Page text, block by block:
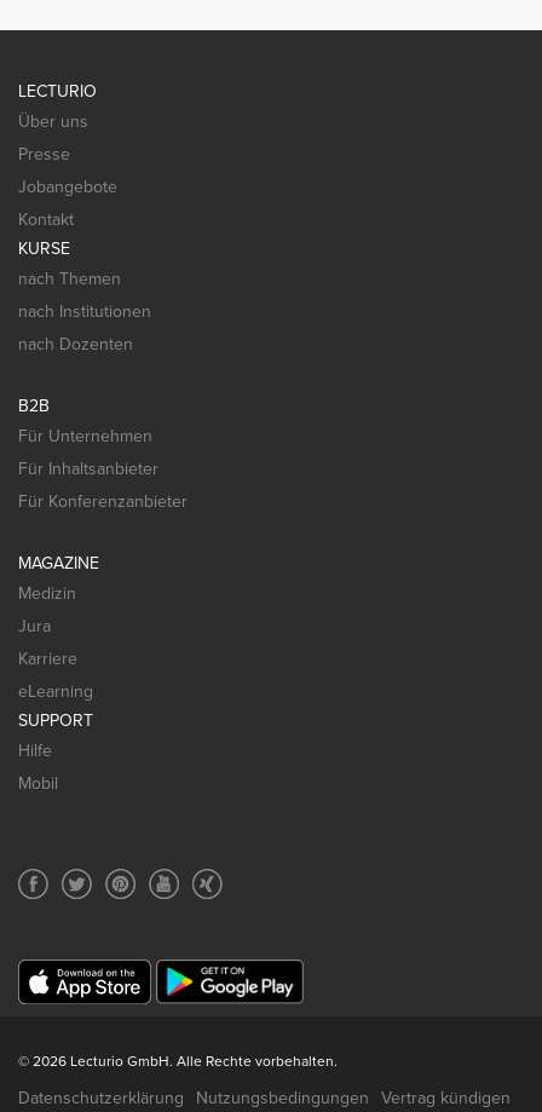
LECTURIO
Über uns
Presse
Jobangebote
Kontakt
KURSE
nach Themen
nach Institutionen
nach Dozenten
B2B
Für Unternehmen
Für Inhaltsanbieter
Für Konferenzanbieter
MAGAZINE
Medizin
Jura
Karriere
eLearning
SUPPORT
Hilfe
Mobil
© 2026 Lecturio GmbH. Alle Rechte vorbehalten.
Datenschutzerklärung Nutzungsbedingungen Vertrag kündigen